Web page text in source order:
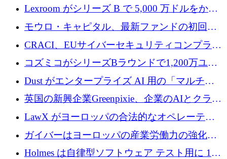
Lexroom がシリーズ B で 5,000 万ドルをかけ
てヨーロッパ大陸法用の法律 AI を構築
モウロ・キャピタル、最新ファンドの初回ク
ローズで4億ドルを確保
CRACI、EUサイバーセキュリティコンプライ
アンスプラットフォームのために140万ユーロ
コズミコがシリーズBラウンドで1,200万ユー
ロを調達
Dust がエンタープライズ AI 用の「マルチプ
レイヤー」オペレーティング システムを構築
するシリーズ B で 4,000 万ドルを調達
英国の新興企業Greenpixie、企業のAIとクラウ
ドのエネルギー無駄を削減するために470万ポ
ンドを調達
LawX がヨーロッパの合法的なオペレーティ
ング システムを構築するために 750 万ユーロ
を調達
ガイバーはヨーロッパの産業労働力の強化に
貢献するために 140 万ユーロを獲得
Holmes は自律型ソフトウェア テスト用に 110